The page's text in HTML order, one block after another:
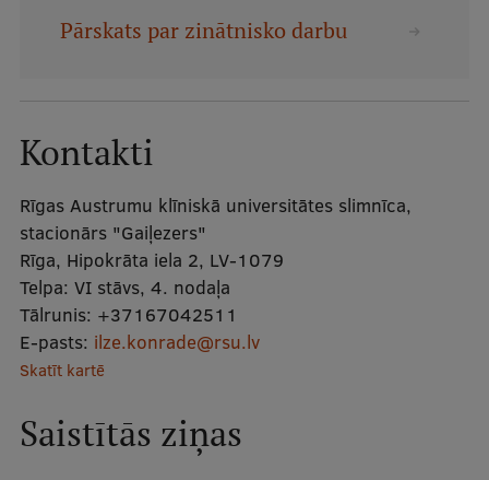
izvēlne
Doktorantūra
Rezidentūra
Uzņemšana
Praktiska informācija
Par RSU
Pārskats par zinātnisko darbu
Kontakti
Rīgas Austrumu klīniskā universitātes slimnīca,
stacionārs "Gaiļezers"
Rīga, Hipokrāta iela 2, LV-1079
Telpa: VI stāvs, 4. nodaļa
Tālrunis: +37167042511
E-pasts: ilze.konrade@rsu.lv
Skatīt kartē
Saistītās ziņas